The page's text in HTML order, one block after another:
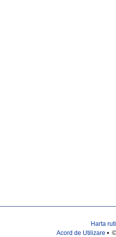
Harta
Acord de Utilizare •